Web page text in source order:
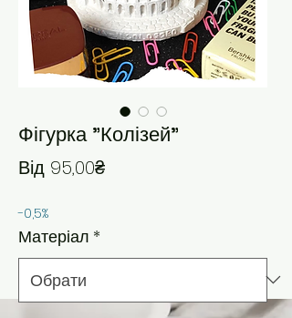
Фігурка "Колізей"
Від 95,00₴За розпродажем
-0,5%
Матеріал *